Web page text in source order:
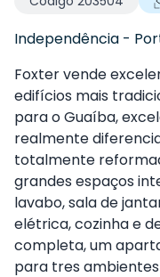
Independência -
Foxter vende
edifícios mais
para o Guaíba,
realmente
totalmente
grandes espaços
lavabo, sala de
elétrica, cozinha e
completa, um
para tres